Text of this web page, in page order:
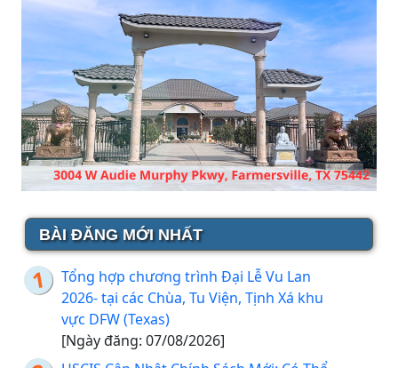
BÀI ĐĂNG MỚI NHẤT
Tổng hợp chương trình Đại Lễ Vu Lan
2026- tại các Chùa, Tu Viện, Tịnh Xá khu
vực DFW (Texas)
[Ngày đăng: 07/08/2026]